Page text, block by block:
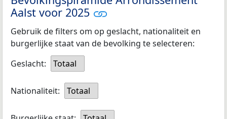
Aalst voor 2025
Gebruik de filters om op geslacht, nationaliteit en
burgerlijke staat van de bevolking te selecteren:
Geslacht:
Totaal
Nationaliteit: Totaal